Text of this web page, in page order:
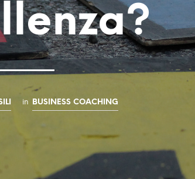
in BUSINESS COACHING